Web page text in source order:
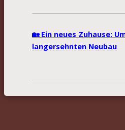
🏡 Ein neues Zuhause:
langersehnten Neubau